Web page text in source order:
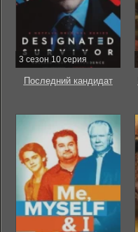
3 сезон 10 серия
Последний кандидат